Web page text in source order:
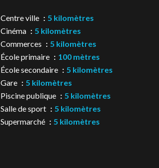
Centre ville
5 kilomètres
Cinéma
5 kilomètres
Commerces
5 kilomètres
École primaire
100 mètres
École secondaire
5 kilomètres
Gare
5 kilomètres
Piscine publique
5 kilomètres
Salle de sport
5 kilomètres
Supermarché
5 kilomètres